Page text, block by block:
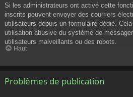
Si les administrateurs ont activé cette
inscrits peuvent envoyer des courriers
utilisateurs depuis un formulaire dédié.
utilisation abusive du système de
utilisateurs malveillants ou des robots.
Haut
Problèmes de publication